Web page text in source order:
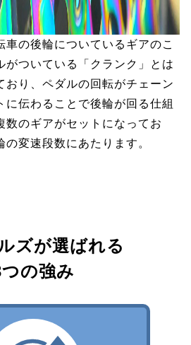
車の後輪についているギアのこ
がついている「クランク」とは
おり、ペダルの回転がチェーン
に伝わることで後輪が回る仕組
数のギアがセットになってお
の変速段数にあたります。
ズが選ばれる
の強み